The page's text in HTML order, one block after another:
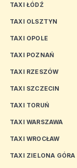
TAXI ŁÓDŹ
TAXI OLSZTYN
TAXI OPOLE
TAXI POZNAŃ
TAXI RZESZÓW
TAXI SZCZECIN
TAXI TORUŃ
TAXI WARSZAWA
TAXI WROCŁAW
TAXI ZIELONA GÓRA